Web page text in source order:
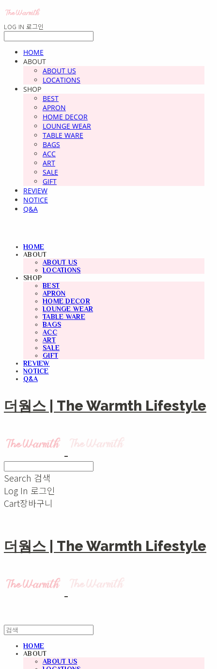
LOG IN 로그인
HOME
ABOUT
ABOUT US
LOCATIONS
SHOP
BEST
APRON
HOME DECOR
LOUNGE WEAR
TABLE WARE
BAGS
ACC
ART
SALE
GIFT
REVIEW
NOTICE
Q&A
HOME
ABOUT
ABOUT US
LOCATIONS
SHOP
BEST
APRON
HOME DECOR
LOUNGE WEAR
TABLE WARE
BAGS
ACC
ART
SALE
GIFT
REVIEW
NOTICE
Q&A
더웜스 | The Warmth Lifestyle
Search 검색
Log In 로그인
Cart장바구니
더웜스 | The Warmth Lifestyle
HOME
ABOUT
ABOUT US